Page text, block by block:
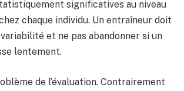
significatives au niveau
chaque individu. Un entraîneur doit
et ne pas abandonner si un
lentement.
de l’évaluation. Contrairement